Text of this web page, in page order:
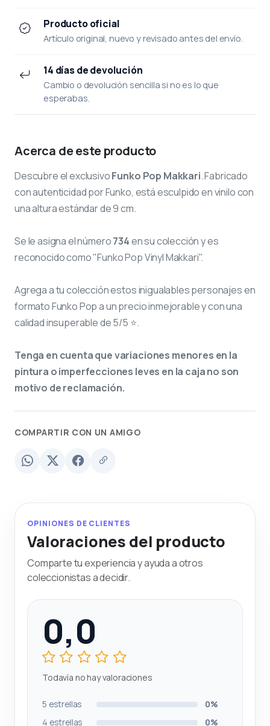
Producto oficial
Artículo original, nuevo y revisado antes del envío.
14 días de devolución
Cambio o devolución sencilla si no es lo que
esperabas.
Acerca de este producto
Descubre el exclusivoFunko Pop Makkari. Fabricado
con autenticidad por Funko, está esculpido en vinilo con
una altura estándar de 9 cm.
Se le asigna el número734en su colección y es
reconocido como "Funko Pop Vinyl Makkari".
Agrega a tu colección estos inigualables personajes en
formato Funko Pop a un precio inmejorable y con una
calidad insuperable de 5/5 ⭐.
Tenga en cuenta que variaciones menores en la
pintura o imperfecciones leves en la caja no son
motivo de reclamación.
COMPARTIR CON UN AMIGO
OPINIONES DE CLIENTES
Valoraciones del producto
Comparte tu experiencia y ayuda a otros
coleccionistas a decidir.
0,0
Todavía no hay valoraciones
5 estrellas
0%
4 estrellas
0%